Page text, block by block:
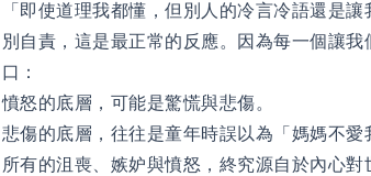
「即使道理我都懂，但別人的冷言冷語還是
別自責，這是最正常的反應。因為每一個讓
口：
憤怒的底層，可能是驚慌與悲傷。
悲傷的底層，往往是童年時誤以為「媽媽不愛
所有的沮喪、嫉妒與憤怒，終究源自於內心對